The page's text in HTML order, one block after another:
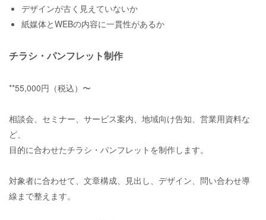
デザインが古く見えていないか
紙媒体とWEBの内容に一貫性があるか
チラシ・パンフレット制作
**55,000円（税込）〜
相談会、セミナー、サービス案内、地域向け告知、営業用資料な
ど、
目的に合わせたチラシ・パンフレットを制作します。
対象者に合わせて、文章構成、見出し、デザイン、問い合わせ導
線まで整えます。